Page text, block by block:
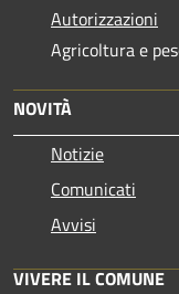
Autorizzazioni
Agricoltura e
NOVITÀ
Notizie
Comunicati
Avvisi
VIVERE IL COMUNE